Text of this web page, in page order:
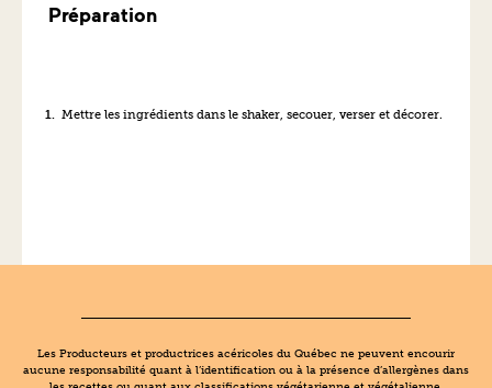
Préparation
Mettre les ingrédients dans le shaker, secouer, verser et décorer.
Les Producteurs et productrices acéricoles du Québec ne peuvent encourir
aucune responsabilité quant à l’identification ou à la présence d’allergènes dans